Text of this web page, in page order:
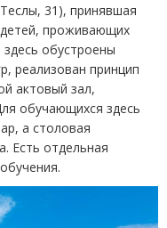
31), принявшая
проживающих
обустроены
реализован принцип
актовый зал,
обучающихся здесь
а столовая
Есть отдельная